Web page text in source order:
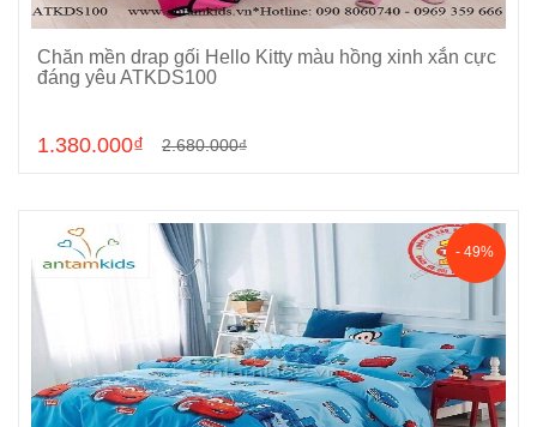
Chọn sản phẩm
Chăn mền drap gối Hello Kitty màu hồng xinh xắn cực
đáng yêu ATKDS100
1.380.000₫ 2.680.000₫
- 49%